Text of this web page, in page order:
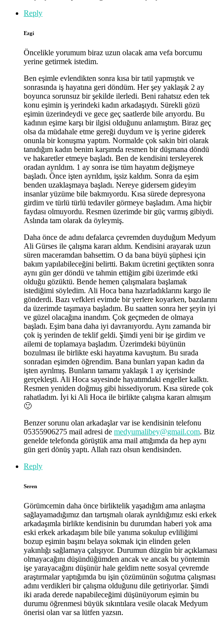
Reply
Ezgi
Öncelikle yorumum biraz uzun olacak ama vefa borcumu
yerine getirmek istedim.
Ben eşimle evlendikten sonra kısa bir tatil yapmıştık ve
sonrasında iş hayatına geri döndüm. Her şey yaklaşık 2 ay
boyunca sorunsuz bir şekilde ilerledi. Beni rahatsız eden tek
konu eşimin iş yerindeki kadın arkadaşıydı. Sürekli gözü
eşimin üzerindeydi ve gece geç saatlerde bile arıyordu. Bu
kadının eşime karşı bir ilgisi olduğunu anlamıştım. Biraz geç
olsa da müdahale etme gereği duydum ve iş yerine giderek
onunla bir konuşma yaptım. Normalde çok sakin biri olarak
tanıdığım kadın benim karşımda resmen bir düşmana döndü
ve hakaretler etmeye başladı. Ben de kendisini tersleyerek
oradan ayrıldım. 1 ay sonra ise tüm hayatım değişmeye
başladı. Önce işten ayrıldım, işsiz kaldım. Sonra da eşim
benden uzaklaşmaya başladı. Nereye gidersem gideyim
insanlar yüzüme bile bakmıyordu. Kısa sürede depresyona
girdim ve türlü türlü tedaviler görmeye başladım. Ama hiçbir
faydası olmuyordu. Resmen üzerimde bir güç varmış gibiydi.
Aslında tam olarak da öyleymiş.
Daha önce de adını defalarca çevremden duyduğum Medyum
Ali Gürses ile çalışma kararı aldım. Kendisini arayarak uzun
süren maceramdan bahsettim. O da bana büyü şüphesi için
bakım yapılabileceğini belirtti. Bakım ücretini geçtikten sonra
aynı gün ger döndü ve tahmin ettiğim gibi üzerimde etki
olduğu gözüktü. Bende hemen çalışmalara başlamak
istediğimi söyledim. Ali Hoca bana hazırladıklarını kargo ile
gönderdi. Bazı vefkleri evimde bir yerlere koyarken, bazılarını
da üzerimde taşımaya başladım. Bu saatten sonra her şeyin iyi
ve güzel olacağına inandım. Çok geçmeden de olmaya
başladı. Eşim bana daha iyi davranıyordu. Aynı zamanda bir
çok iş yerinden de teklif geldi. Şimdi yeni bir işe girdim ve
ailemi de toplamaya başladım. Üzerimdeki büyünün
bozulması ile birlikte eski hayatıma kavuştum. Bu sırada
sonradan eşimden öğrendim. Bana bunları yapan kadın da
işten ayrılmış. Bunların tamamı yaklaşık 1 ay içerisinde
gerçekleşti. Ali Hoca sayesinde hayatımdaki engeller kalktı.
Resmen yeniden doğmuş gibi hissediyorum. Kısa sürede çok
rahatladım. İyi ki Ali Hoca ile birlikte çalışma kararı almışım
🙂
Benzer sorunu olan arkadaşlar var ise kendisinin telefonu
05355906275 mail adresi de medyumalibey@gmail.com. Biz
genelde telefonda görüştük ama mail attığımda da hep aynı
gün geri dönüş yaptı. Allah razı olsun kendisinden.
Reply
Seren
Görümcemin daha önce birliktelik yaşadığım ama anlaşma
sağlayamadığımız dan tartışmalı olarak ayrıldığımız eski erkek
arkadaşımla birlikte kendisinin bu durumdan haberi yok ama
eski erkek arkadaşım bile bile yanıma sokulup evliliğimi
bozup eşimin başını belaya sokmak için elinden gelen
yakınlığı sağlamaya çalışıyor. Durumun düzgün bir açıklaması
olmayacağını düşündüğümden ancak ve ancak bu yöntemin
işe yarayacağını düşünür hale geldim nette sosyal çevremde
araştırmalar yaptığımda bu işin çözümünün soğutma çalışması
adını verdikleri bir çalışma olduğunu dile getiriyorlar. Şimdi
iki arada derede napabileceğimi düşünüyorum eşimin bu
durumu öğrenmesi büyük sıkıntılara vesile olacak Medyum
önerisi olan var sa lütfen yazsın.